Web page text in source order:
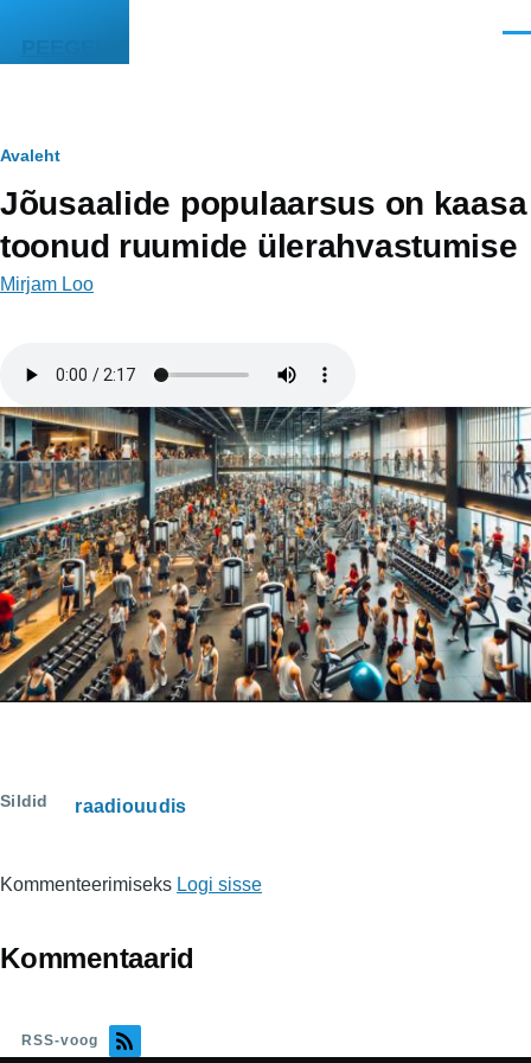
PEEGEL
Leivapuru
Avaleht
Jõusaalide populaarsus on kaasa
toonud ruumide ülerahvastumise
Mirjam Loo
Image
Sildid raadiouudis
Kommenteerimiseks Logi sisse
Kommentaarid
RSS-voog